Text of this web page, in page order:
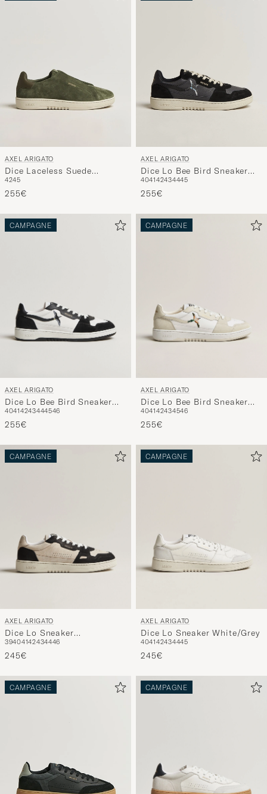
AXEL ARIGATO
Dice Laceless Suede
Sneaker Dark Green
4245
255€
AXEL ARIGATO
Dice Lo Bee Bird Sneaker
Black/Off Black
404142434445
255€
CAMPAGNE
AXEL ARIGATO
Dice Lo Bee Bird Sneaker
White/Black
40414243444546
255€
CAMPAGNE
AXEL ARIGATO
Dice Lo Bee Bird Sneaker
White/Off White
404142434546
255€
CAMPAGNE
AXEL ARIGATO
Dice Lo Sneaker
Beige/Black
39404142434446
245€
CAMPAGNE
AXEL ARIGATO
Dice Lo Sneaker White/Grey
404142434445
245€
CAMPAGNE CAMPAGNE